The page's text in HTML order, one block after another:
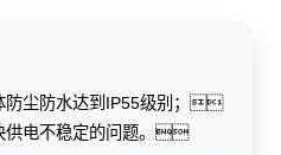
尘防水达到IP55级别；
供电不稳定的问题。